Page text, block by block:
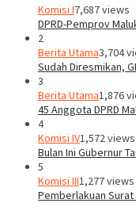
Komisi I7,687 views
DPRD-Pemprov
2
Berita Utama3,704
Sudah Diresmikan,
3
Berita Utama1,876
45 Anggota DPRD
4
Komisi IV1,572 views
Bulan Ini Gubernur
5
Komisi III1,277 views
Pemberlakuan